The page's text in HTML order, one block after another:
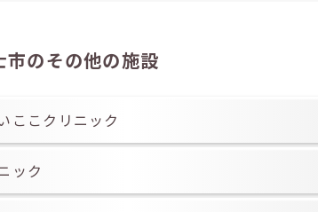
市のその他の施設
ここクリニック
ック